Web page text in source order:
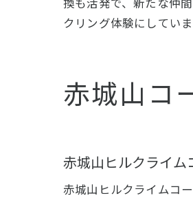
クリング体験にしていま
赤城山コ
赤城山ヒルクライム
赤城山ヒルクライムコ